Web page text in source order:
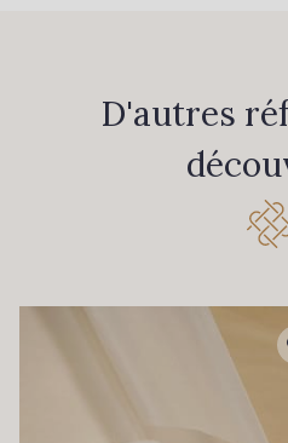
D'autres